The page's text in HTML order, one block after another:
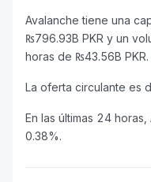
Avalanche tiene una
₨796.93B PKR y un
horas de ₨43.56B PKR.
La oferta circulante es
En las últimas 24
0.38%.